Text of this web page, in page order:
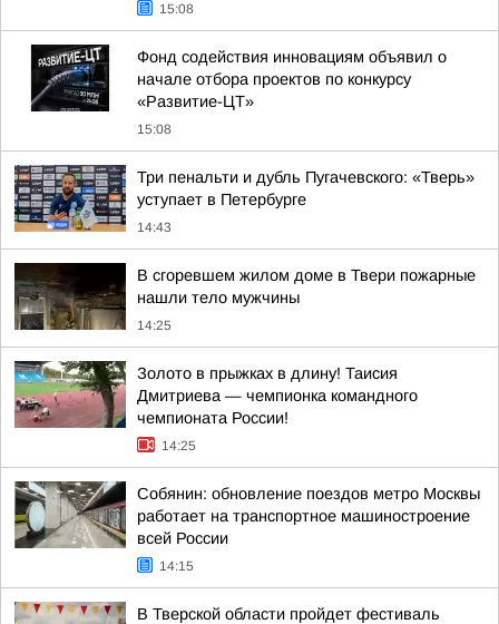
15:08
Фонд содействия инновациям объявил о
начале отбора проектов по конкурсу
«Развитие-ЦТ»
15:08
Три пенальти и дубль Пугачевского: «Тверь»
уступает в Петербурге
14:43
В сгоревшем жилом доме в Твери пожарные
нашли тело мужчины
14:25
Золото в прыжках в длину! Таисия
Дмитриева — чемпионка командного
чемпионата России!
14:25
Собянин: обновление поездов метро Москвы
работает на транспортное машиностроение
всей России
14:15
В Тверской области пройдет фестиваль